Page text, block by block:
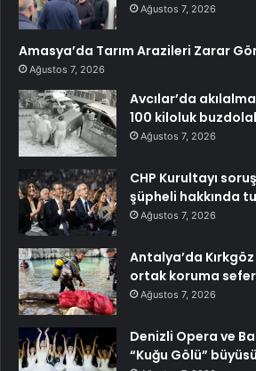
Ağustos 7, 2026
Amasya’da Tarım Arazileri Zarar
Ağustos 7, 2026
Avcılar’da
100 kiloluk
Ağustos 7, 2026
CHP Kurultayı
şüpheli hakkında
Ağustos 7, 2026
Antalya’da
ortak koruma
Ağustos 7, 2026
Denizli Opera ve
“Kuğu Gölü” büyüsü